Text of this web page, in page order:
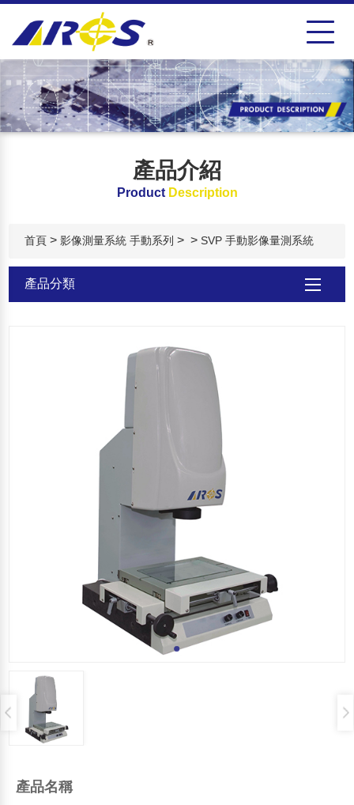
產品介紹
ProductDescription
首頁 >影像測量系統 手動系列 > > SVP 手動影像量測系統
產品分類
影像測量系統 自動系列
影像量測系統 半自動系列
光學尺 數位顯示器
客製化機型
產品名稱